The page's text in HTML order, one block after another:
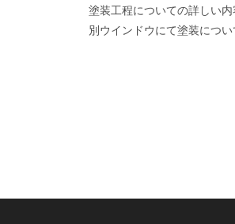
塗装工程についての詳しい
別ウインドウにて塗装につ